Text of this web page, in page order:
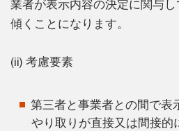
業者が表示内容の決定に関与
傾くことになります。
(ii) 考慮要素
第三者と事業者との間で表
やり取りが直接又は間接的